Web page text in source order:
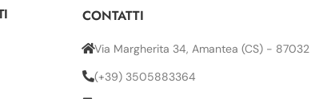
CONTATTI
Via Margherita 34, Amantea (CS) - 87032
(+39) 3505883364